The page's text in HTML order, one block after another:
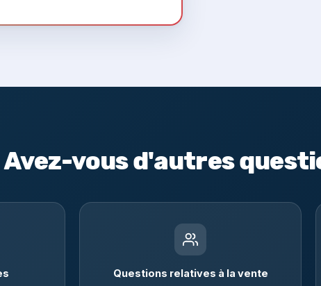
Avez-vous d'autres
Questions relatives à la vente